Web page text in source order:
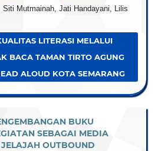
Siti Mutmainah, Jati Handayani, Lilis
LITERASI MELALUI
BACA TAMAN TIRTO AGUNG
ALOUD KOTA SEMARANG
BUKU
SEBAGAI MEDIA
OUTBOUND